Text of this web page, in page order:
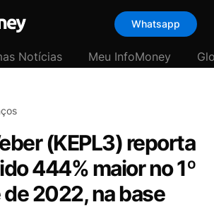
Whatsapp
Notícias Meu InfoMoney
(KEPL3) reporta
444% maior no 1º
2022, na base